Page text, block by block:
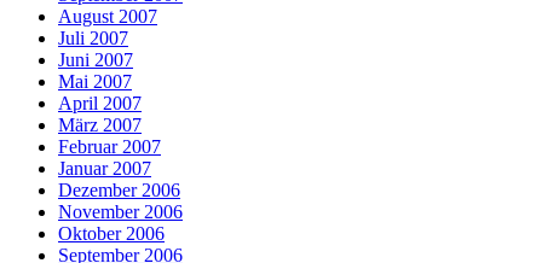
August 2007
Juli 2007
Juni 2007
Mai 2007
April 2007
März 2007
Februar 2007
Januar 2007
Dezember 2006
November 2006
Oktober 2006
September 2006